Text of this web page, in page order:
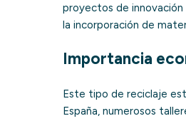
proyectos de innovación
la incorporación de
Importancia
Este tipo de reciclaje
España, numerosos